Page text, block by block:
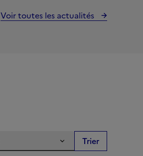
Voir toutes les actualités